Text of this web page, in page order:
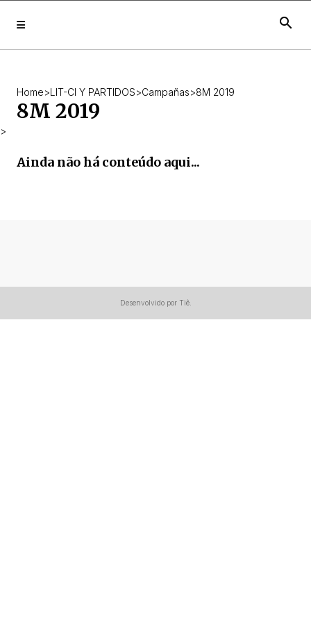
search
Home>LIT-CI Y PARTIDOS>Campañas>8M 2019
8M 2019
>
Ainda não há conteúdo aqui...
Desenvolvido por Tiê.